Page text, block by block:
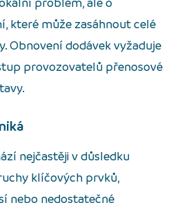
které může zasáhnout celé
Obnovení dodávek vyžaduje
provozovatelů přenosové
nejčastěji v důsledku
klíčových prvků,
nebo nedostatečné